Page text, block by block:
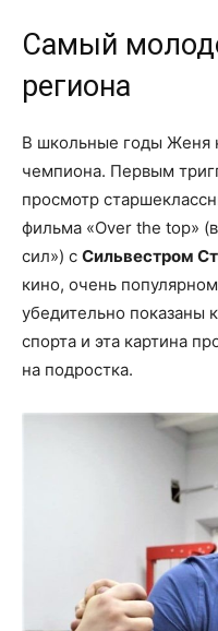
Самый
региона
В школьные годы Женя
чемпиона. Первым
просмотр
фильма «Over the top»
сил») с Сильвестром
кино, очень
убедительно показаны
спорта и эта картина
на подростка.